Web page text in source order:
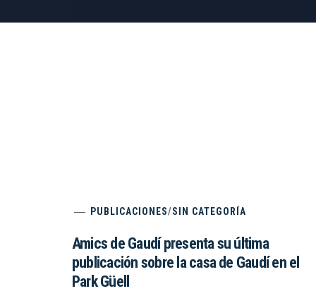
PUBLICACIONES/SIN CATEGORÍA
Amics de Gaudí presenta su última
publicación sobre la casa de Gaudí en el
Park Güell